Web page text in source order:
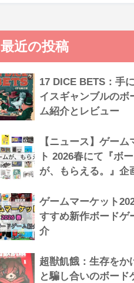
最近の投稿
17 DICE BETS：手
イスギャンブルのボ
ム紹介とレビュー
【ニュース】ゲーム
ト 2026春にて『ボ
が、もらえる。』企
ゲームマーケット
すすめ新作ボードゲ
介
超獣飢餓：生存をか
と騙し合いのボード